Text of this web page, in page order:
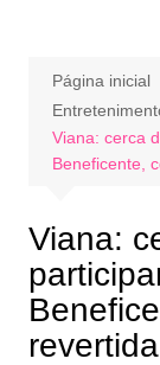
Página inicial
Viana: cerca
Beneficente,
Viana: